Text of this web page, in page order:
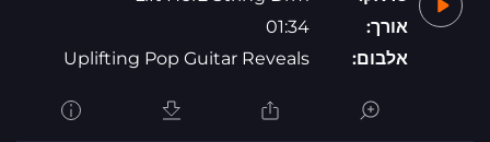
אורך:
01:34
אלבום:
Uplifting Pop Guitar Reveals